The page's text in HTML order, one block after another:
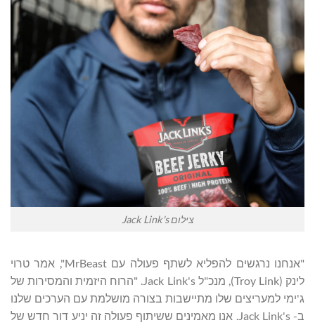
צילום Jack Link's
"אנחנו נרגשים להפליא לשתף פעולה עם MrBeast", אמר טרוי
לינק (Troy Link), מנכ"ל Jack Link's. "הרוח היזמית והמסירות של
ג'ימי למעריצים שלו מתיישבות בצורה מושלמת עם הערכים שלנו
ב- Jack Link's. אנו מאמינים ששיתוף פעולה זה יניע דור חדש של